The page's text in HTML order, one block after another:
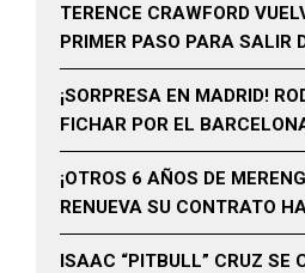
TERENCE CRAWFORD
PRIMER PASO PARA SALIR
¡SORPRESA EN MADRID!
FICHAR POR EL
¡OTROS 6 AÑOS DE
RENUEVA SU CONTRATO
ISAAC “PITBULL” CRUZ SE